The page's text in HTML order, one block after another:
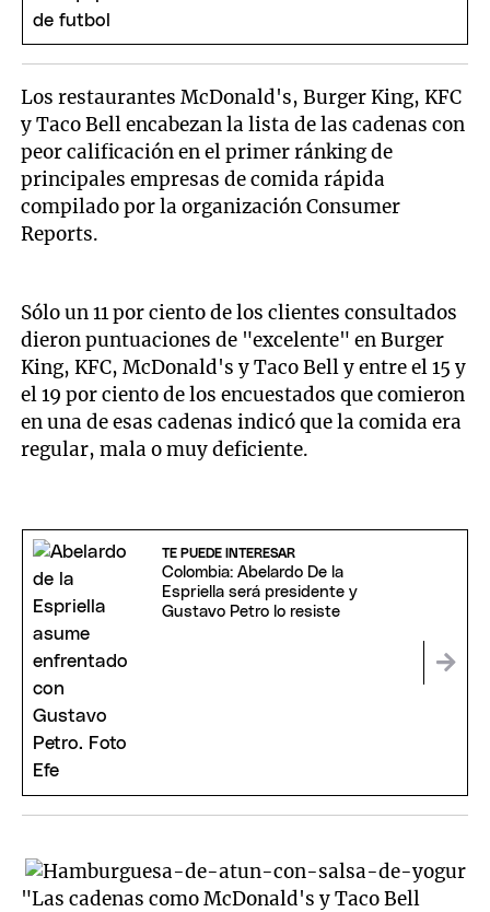
Los restaurantes McDonald's, Burger King, KFC
y Taco Bell encabezan la lista de las cadenas con
peor calificación en el primer ránking de
principales empresas de comida rápida
compilado por la organización Consumer
Reports.
Sólo un 11 por ciento de los clientes consultados
dieron puntuaciones de "excelente" en Burger
King, KFC, McDonald's y Taco Bell y entre el 15 y
el 19 por ciento de los encuestados que comieron
en una de esas cadenas indicó que la comida era
regular, mala o muy deficiente.
TE PUEDE INTERESAR
Colombia: Abelardo De la
Espriella será presidente y
Gustavo Petro lo resiste
"Las cadenas como McDonald's y Taco Bell